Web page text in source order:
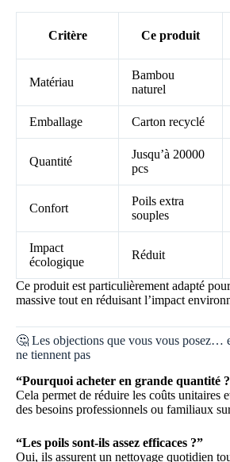
Critère Ce produit
Matériau
Bambou
naturel
Emballage Carton recyclé
Quantité
Jusqu’à 20000
pcs
Confort
Poils extra
souples
Impact
écologique
Réduit
Ce produit est particulièrement adapté
massive tout en réduisant l’impact
🤔 Les objections que vous vous posez…
ne tiennent pas
“Pourquoi acheter en grande quantité
Cela permet de réduire les coûts unitaires
des besoins professionnels ou familiaux
“Les poils sont-ils assez efficaces ?”
Oui, ils assurent un nettoyage quotidien